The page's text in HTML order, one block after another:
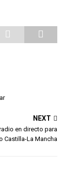
NEXT
en directo para
Castilla-La Mancha